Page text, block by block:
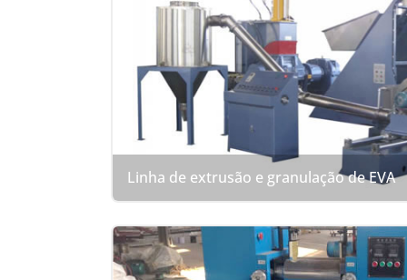
Linha de extrusão e granulação de EVA